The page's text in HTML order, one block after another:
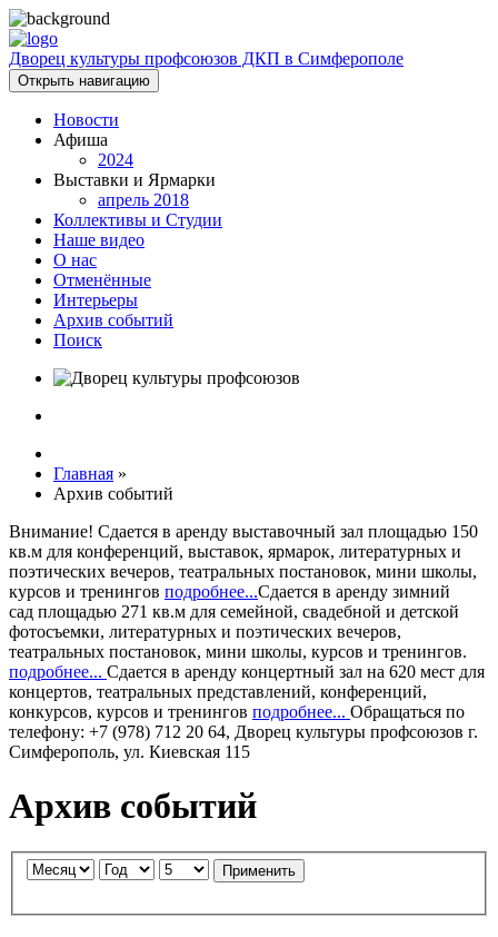
Дворец культуры профсоюзов ДКП в Симферополе
Открыть навигацию
Новости
Афиша
2024
Выставки и Ярмарки
апрель 2018
Коллективы и Студии
Наше видео
О нас
Отменённые
Интерьеры
Архив событий
Поиск
Главная »
Архив событий
Внимание! Сдается в аренду выставочный зал площадью 150
кв.м для конференций, выставок, ярмарок, литературных и
поэтических вечеров, театральных постановок, мини школы,
курсов и тренингов подробнее...Сдается в аренду зимний
сад площадью 271 кв.м для семейной, свадебной и детской
фотосъемки, литературных и поэтических вечеров,
театральных постановок, мини школы, курсов и тренингов.
подробнее... Сдается в аренду концертный зал на 620 мест для
концертов, театральных представлений, конференций,
конкурсов, курсов и тренингов подробнее... Обращаться по
телефону: +7 (978) 712 20 64, Дворец культуры профсоюзов г.
Симферополь, ул. Киевская 115
Архив событий
Применить